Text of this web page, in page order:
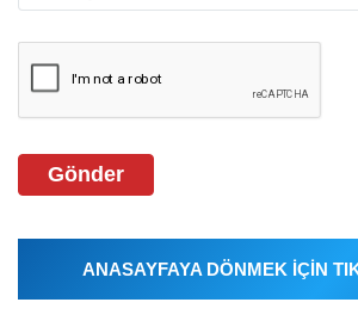
Gönder
ANASAYFAYA DÖNMEK İÇİN